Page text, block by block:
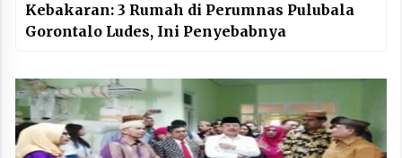
Kebakaran: 3 Rumah di Perumnas Pulubala
Gorontalo Ludes, Ini Penyebabnya